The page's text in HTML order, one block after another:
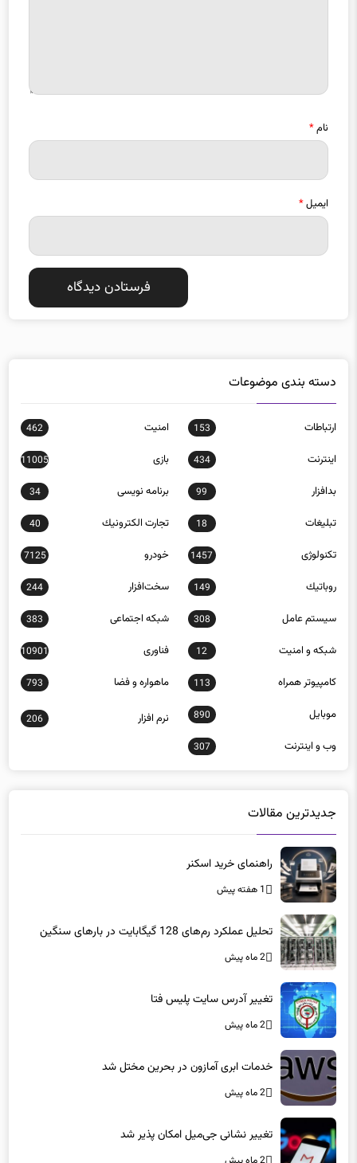
نام*
ایمیل*
دسته بندی موضوعات
ارتباطات 153 امنيت 462
اينترنت 434 بازی 11005
بدافزار 99 برنامه نويسی 34
تبلیغات 18 تجارت الكترونيك 40
تکنولوژی 1457 خودرو 7125
روباتيك 149 سخت‌افزار 244
سيستم عامل 308 شبكه اجتماعی 383
شبكه و امنيت 12 فناوری 10901
كامپيوتر همراه 113 ماهواره و فضا 793
موبايل 890 نرم افزار 206
وب و اينترنت 307
جدیدترین مقالات
راهنمای خرید اسکنر
1 هفته پیش
تحلیل عملکرد رم‌های 128 گیگابایت در بارهای سنگین
2 ماه پیش
تغییر آدرس سایت پلیس فتا
2 ماه پیش
خدمات ابری آمازون در بحرین مختل شد
2 ماه پیش
تغییر نشانی جی‌میل امکان پذیر شد